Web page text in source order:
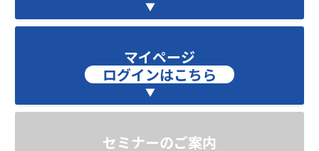
マイページ
ログインはこちら
セミナーのご案内